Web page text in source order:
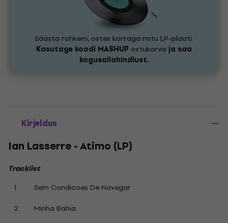
Säästa rohkem, ostes korraga mitu LP-plaati.
Kasutage koodi MASHUP ostukorvis ja saa
kogusallahindlust.
Kirjeldus
Ian Lasserre - Atimo (LP)
Tracklist
1
Sem Condicoes De Navegar
2
Minha Bahia